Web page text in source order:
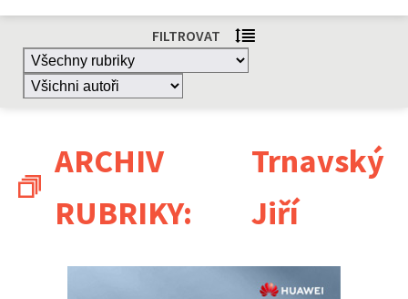
FILTROVAT
ARCHIV
RUBRIKY:
Trnavský
Jiří